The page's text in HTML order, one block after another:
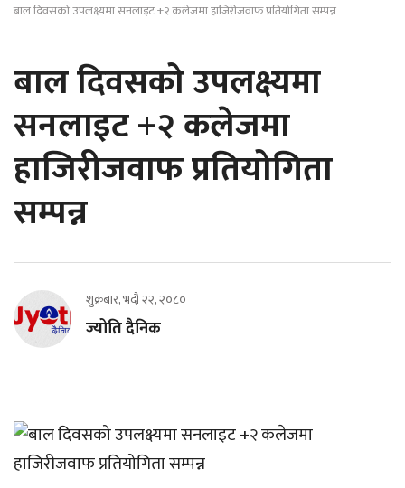
बाल दिवसको उपलक्ष्यमा सनलाइट +२ कलेजमा हाजिरीजवाफ प्रतियोगिता सम्पन्न
बाल दिवसको उपलक्ष्यमा
सनलाइट +२ कलेजमा
हाजिरीजवाफ प्रतियोगिता
सम्पन्न
शुक्रबार, भदौ २२, २०८०
ज्योति दैनिक